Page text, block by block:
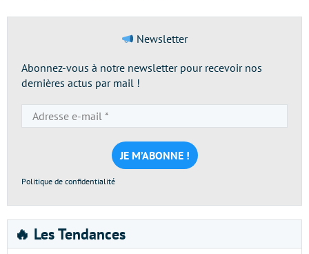
Newsletter
Abonnez-vous à notre newsletter pour recevoir nos
dernières actus par mail !
e-
mail
*
Politique de confidentialité
🔥 Les Tendances